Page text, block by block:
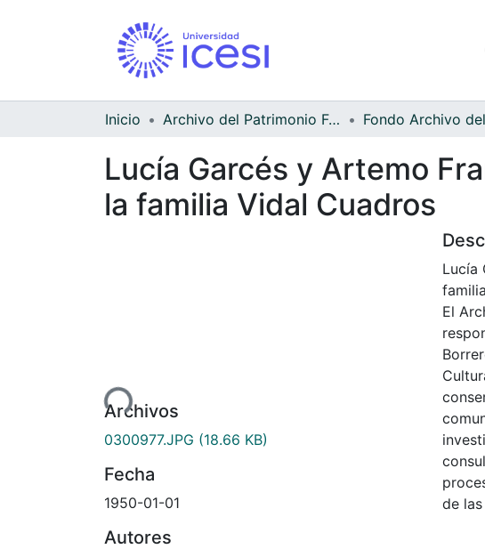
Inicio Archivo del Patrimonio Fotográfico y Fílmico del Valle del Cauca
Lucía Garcés y Artemo
la familia Vidal Cuadros
Cargando...
Archivos
0300977.JPG (18.66 KB)
Fecha
1950-01-01
Autores
Lucía
El
de